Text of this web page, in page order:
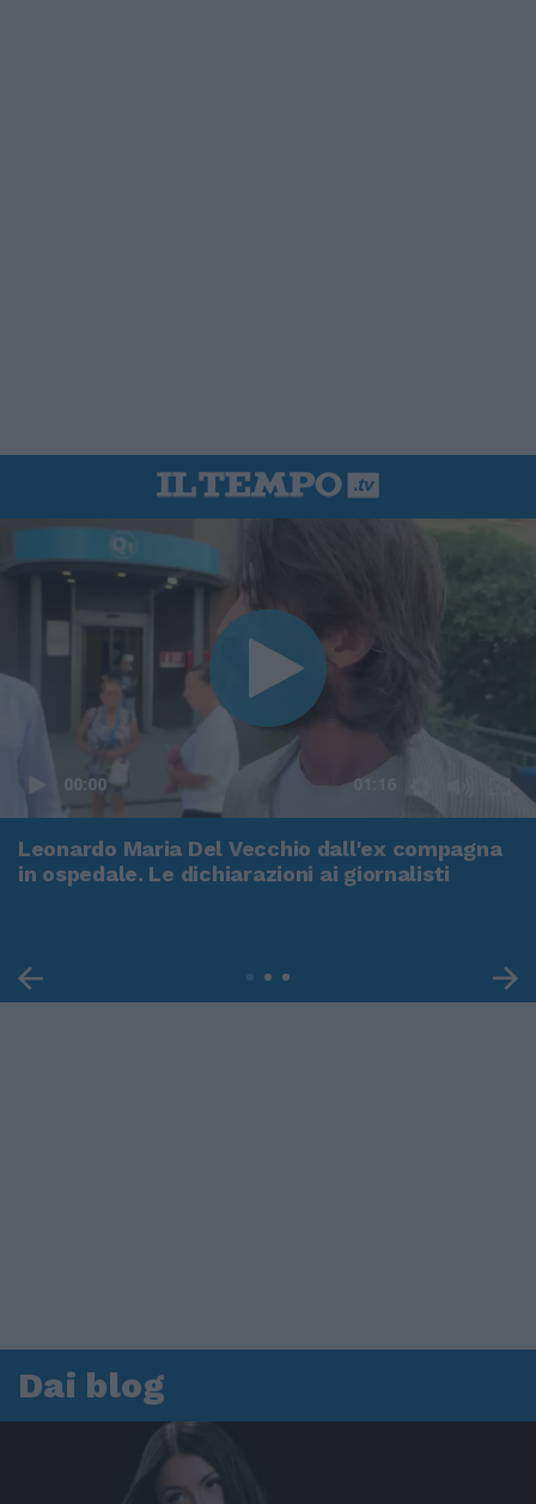
00:00 01:16
Leonardo Maria Del Vecchio dall'ex compagna
in ospedale. Le dichiarazioni ai giornalisti
Dai blog